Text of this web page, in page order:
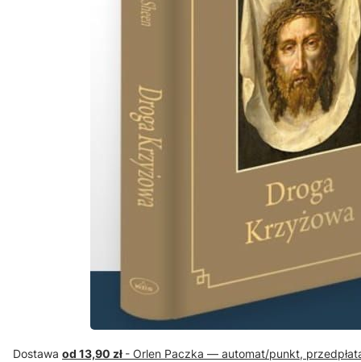
Dostawa od 13,90 zł - Orlen Paczka — automat/punkt,